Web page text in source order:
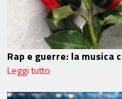
Rap e guerre: la musica
Leggi tutto